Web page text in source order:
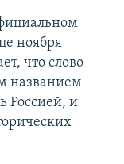
ноября
что слово
названием
Россией, и